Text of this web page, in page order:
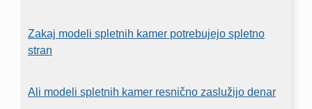
Zakaj modeli spletnih kamer potrebujejo spletno
stran
Ali modeli spletnih kamer resnično zaslužijo denar